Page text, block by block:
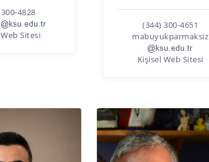
4828
Sitesi
(344) 300-4651
mabuyukparmaksiz
Kişisel Web Sitesi